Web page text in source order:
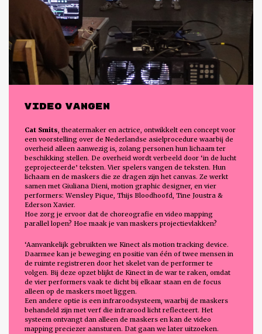
VIDEO VANGEN
Cat Smits, theatermaker en actrice, ontwikkelt een concept voor
een voorstelling over de Nederlandse asielprocedure waarbij de
overheid alleen aanwezig is, zolang personen hun lichaam ter
beschikking stellen. De overheid wordt verbeeld door ‘in de lucht
geprojecteerde’ teksten. Vier spelers vangen de teksten. Hun
lichaam en de maskers die ze dragen zijn het canvas. Ze werkt
samen met Giuliana Dieni, motion graphic designer, en vier
performers: Wensley Pique, Thijs Bloodhoofd, Tine Joustra &
Ederson Xavier.
Hoe zorg je ervoor dat de choreografie en video mapping
parallel lopen? Hoe maak je van maskers projectievlakken?
‘Aanvankelijk gebruikten we Kinect als motion tracking device.
Daarmee kan je beweging en positie van één of twee mensen in
de ruimte registreren door het skelet van de performer te
volgen. Bij deze opzet blijkt de Kinect in de war te raken, omdat
de vier performers vaak te dicht bij elkaar staan en de focus
alleen op de maskers moet liggen.
Een andere optie is een infraroodsysteem, waarbij de maskers
behandeld zijn met verf die infrarood licht reflecteert. Het
systeem ontvangt dan alleen de maskers en kan de video
mapping preciezer aansturen. Dat gaan we later uitzoeken.